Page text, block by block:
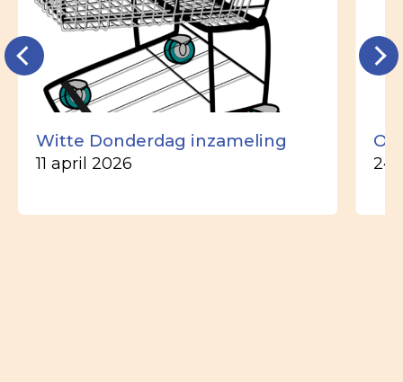
Witte Donderdag inzameling
11 april 2026 24